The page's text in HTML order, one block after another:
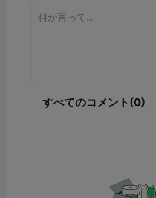
すべてのコメント(0)